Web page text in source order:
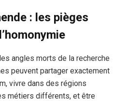
: les pièges
angles morts de la recherche
peuvent partager exactement
vivre dans des régions
métiers différents, et être